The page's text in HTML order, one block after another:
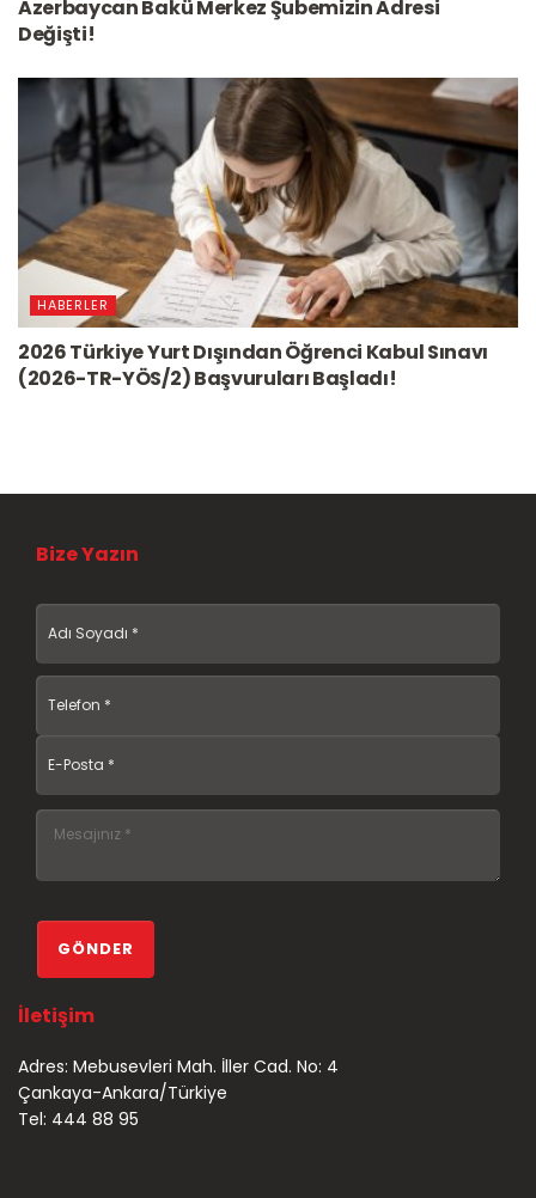
Azerbaycan Bakü Merkez Şubemizin Adresi
Değişti!
HABERLER
2026 Türkiye Yurt Dışından Öğrenci Kabul Sınavı
(2026-TR-YÖS/2) Başvuruları Başladı!
Bize Yazın
İletişim
Adres: Mebusevleri Mah. İller Cad. No: 4
Çankaya-Ankara/Türkiye
Tel: 444 88 95